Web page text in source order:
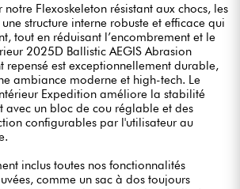
Flexoskeleton résistant aux chocs, les
structure interne robuste et efficace qui
tout en réduisant l’encombrement et le
2025D Ballistic AEGIS Abrasion
repensé est exceptionnellement durable,
ambiance moderne et high-tech. Le
Expedition améliore la stabilité
avec un bloc de cou réglable et des
configurables par l'utilisateur au
inclus toutes nos fonctionnalités
comme un sac à dos toujours